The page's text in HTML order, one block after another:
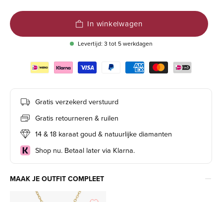
In winkelwagen
Levertijd: 3 tot 5 werkdagen
Gratis verzekerd verstuurd
Gratis retourneren & ruilen
14 & 18 karaat goud & natuurlijke diamanten
Shop nu. Betaal later via Klarna.
MAAK JE OUTFIT COMPLEET